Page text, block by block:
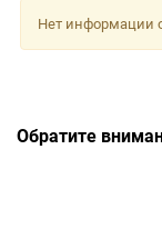
Нет информации
Обратите